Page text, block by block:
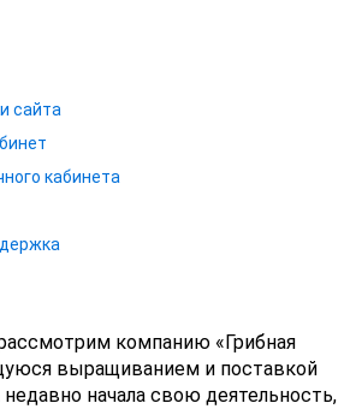
сайта
кабинета
компанию «Грибная
выращиванием и поставкой
начала свою деятельность,